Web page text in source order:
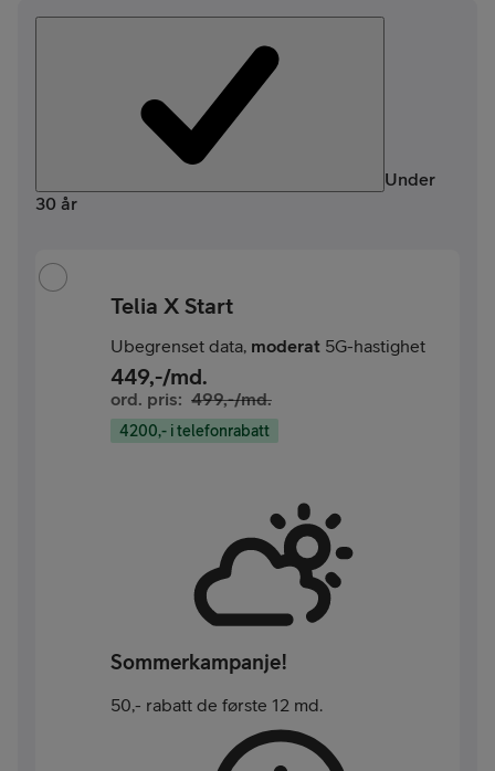
Under
30 år
Telia X Start
Ubegrenset data, moderat 5G-hastighet
449,-/md.
ord. pris: 499,-/md.
4200,- i telefonrabatt
Sommerkampanje!
50,- rabatt de første 12 md.